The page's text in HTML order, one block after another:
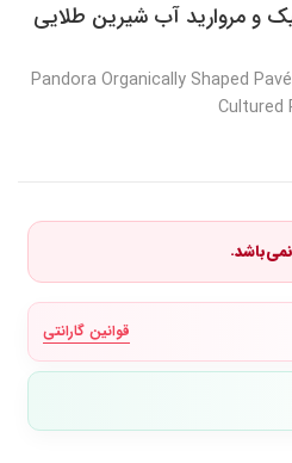
و مروارید آب شیرین طلایی
Pandora Organically Shaped
Cultured
قوانین گارانتی